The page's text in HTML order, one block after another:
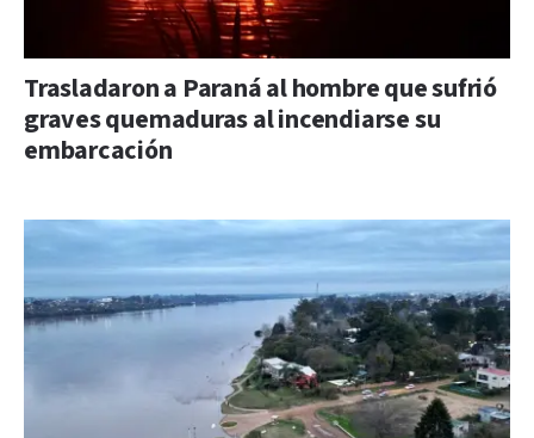
Trasladaron a Paraná al hombre que sufrió
graves quemaduras al incendiarse su
embarcación